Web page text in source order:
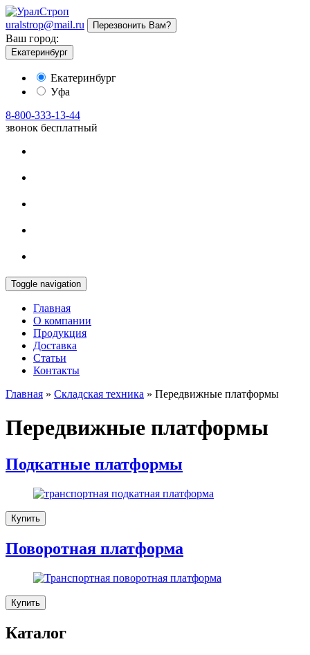
uralstrop@mail.ru Перезвонить Вам?
Ваш город:
Екатеринбург
Екатеринбург
Уфа
8-800-333-13-44
звонок бесплатный
Toggle navigation
Главная
О компании
Продукция
Доставка
Cтатьи
Контакты
Главная » Складская техника » Передвижные платформы
Передвижные платформы
Подкатные платформы
Купить
Поворотная платформа
Купить
Каталог